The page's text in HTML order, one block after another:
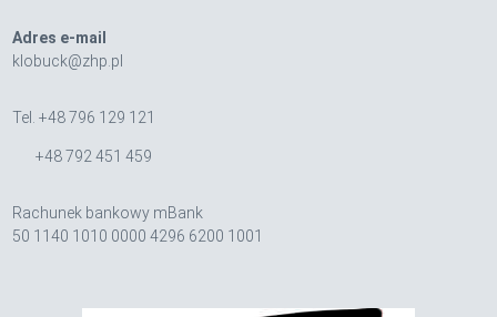
Adres e-mail
klobuck@zhp.pl
Tel. +48 796 129 121
+48 792 451 459
Rachunek bankowy mBank
50 1140 1010 0000 4296 6200 1001